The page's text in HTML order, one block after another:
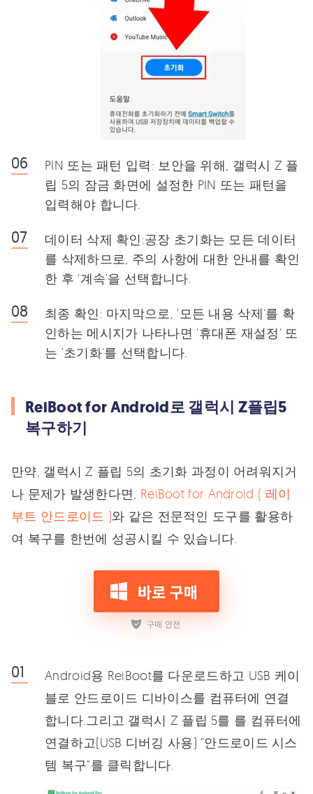
PIN 또는 패턴 입력: 보안을 위해, 갤럭시 Z 플
립 5의 잠금 화면에 설정한 PIN 또는 패턴을
입력해야 합니다.
데이터 삭제 확인:공장 초기화는 모든 데이터
를 삭제하므로, 주의 사항에 대한 안내를 확인
한 후 '계속'을 선택합니다.
최종 확인: 마지막으로, '모든 내용 삭제'를 확
인하는 메시지가 나타나면 '휴대폰 재설정' 또
는 '초기화'를 선택합니다.
ReiBoot for Android로 갤럭시 Z플립5
복구하기
만약, 갤럭시 Z 플립 5의 초기화 과정이 어려워지거
나 문제가 발생한다면, ReiBoot for Android ( 레이
부트 안드로이드 )와 같은 전문적인 도구를 활용하
여 복구를 한번에 성공시킬 수 있습니다.
Android용 ReiBoot를 다운로드하고 USB 케이
블로 안드로이드 디바이스를 컴퓨터에 연결
합니다.그리고 갤럭시 Z 플립 5를 를 컴퓨터에
연결하고(USB 디버깅 사용) "안드로이드 시스
템 복구"를 클릭합니다.